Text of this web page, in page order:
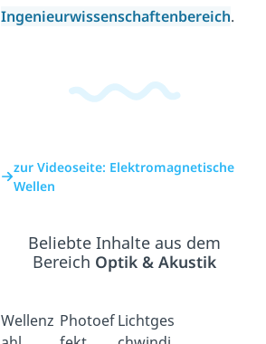
Ingenieurwissenschaftenbereich.
zur Videoseite: Elektromagnetische
Wellen
Beliebte Inhalte aus dem
Bereich Optik & Akustik
Wellenz Photoef Lichtges